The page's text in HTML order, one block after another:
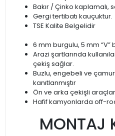
Bakır / Çinko kaplamalı,
Gergi tertibatı kauçuktur.
TSE Kalite Belgelidir
6 mm burgulu, 5 mm
Arazi şartlarında
çekiş sağlar.
Buzlu, engebeli ve
kanıtlanmıştır
Ön ve arka çekişli
Hafif kamyonlarda off-
MONTAJ